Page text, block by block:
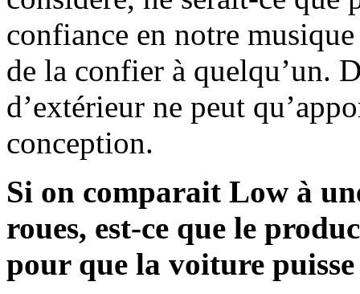
confiance en notre
de la confier à quelqu’un.
d’extérieur ne peut
conception.
Si on comparait Low à
roues, est-ce que le
pour que la voiture